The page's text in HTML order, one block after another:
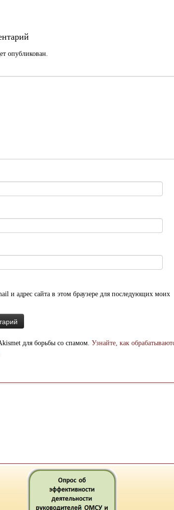
опубликован.
и адрес сайта в этом браузере для последующих моих
для борьбы со спамом. Узнайте, как